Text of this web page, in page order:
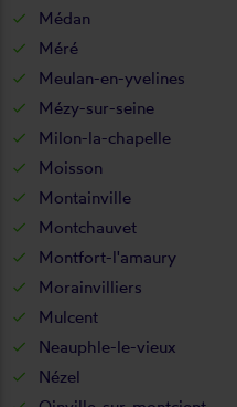
Médan
Méré
Meulan-en-yvelines
Mézy-sur-seine
Milon-la-chapelle
Moisson
Montainville
Montchauvet
Montfort-l'amaury
Morainvilliers
Mulcent
Neauphle-le-vieux
Nézel